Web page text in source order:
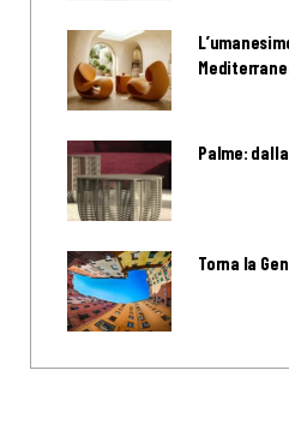
Palme:
Torna la